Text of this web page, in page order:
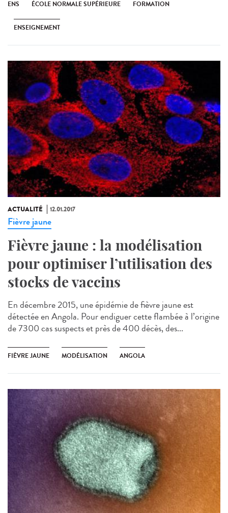
ENS ÉCOLE NORMALE SUPÉRIEURE FORMATION
ENSEIGNEMENT
ACTUALITÉ 12.01.2017
Fièvre jaune
Fièvre jaune : la modélisation
pour optimiser l’utilisation des
stocks de vaccins
En décembre 2015, une épidémie de fièvre jaune est
détectée en Angola. Pour endiguer cette flambée à l’origine
de 7300 cas suspects et près de 400 décès, des...
FIÈVRE JAUNE MODÉLISATION ANGOLA